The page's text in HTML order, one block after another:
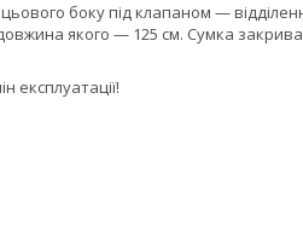
боку під клапаном —
якого — 125 см. Сумка
експлуатації!